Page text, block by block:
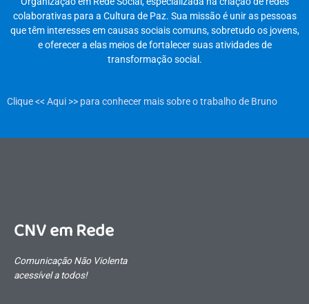
colaborativas para a Cultura de Paz. Sua missão é unir as pessoas
que têm interesses em causas sociais comuns, sobretudo os jovens,
e oferecer a elas meios de fortalecer suas atividades de
transformação social.
Clique << Aqui >> para conhecer mais sobre o trabalho de Bruno
CNV em Rede
Comunicação Não Violenta
acessível a todos!